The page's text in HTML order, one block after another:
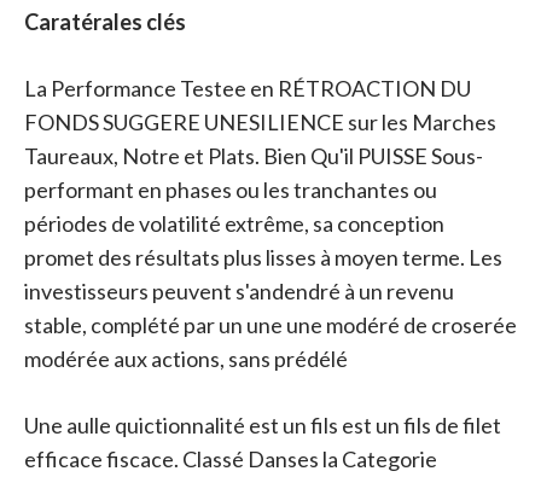
Caratérales clés
La Performance Testee en RÉTROACTION DU
FONDS SUGGERE UNESILIENCE sur les Marches
Taureaux, Notre et Plats. Bien Qu'il PUISSE Sous-
performant en phases ou les tranchantes ou
périodes de volatilité extrême, sa conception
promet des résultats plus lisses à moyen terme. Les
investisseurs peuvent s'andendré à un revenu
stable, complété par un une une modéré de croserée
modérée aux actions, sans prédélé
Une aulle quictionnalité est un fils est un fils de filet
efficace fiscace. Classé Danses la Categorie